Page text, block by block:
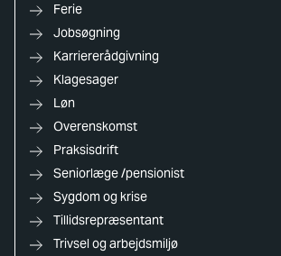
Ferie
Jobsøgning
Karriererådgivning
Klagesager
Løn
Overenskomst
Praksisdrift
Seniorlæge /pensionist
Sygdom og krise
Tillidsrepræsentant
Trivsel og arbejdsmiljø